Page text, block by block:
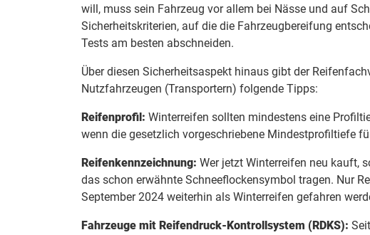
will, muss sein Fahrzeug vor allem bei Nässe und auf
Sicherheitskriterien, auf die die Fahrzeugbereifung
Tests am besten abschneiden.
Über diesen Sicherheitsaspekt hinaus gibt der
Nutzfahrzeugen (Transportern) folgende Tipps:
Reifenprofil: Winterreifen sollten mindestens eine
wenn die gesetzlich vorgeschriebene Mindestprofiltiefe
Reifenkennzeichnung: Wer jetzt Winterreifen neu kauft,
das schon erwähnte Schneeflockensymbol tragen. Nur
September 2024 weiterhin als Winterreifen gefahren
Fahrzeuge mit Reifendruck-Kontrollsystem (RDKS):